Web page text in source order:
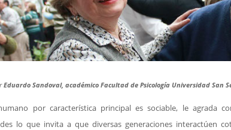
Eduardo Sandoval, académico Facultad de Psicología Universidad San
por característica principal es sociable, le agrada
lo que invita a que diversas generaciones interactúen